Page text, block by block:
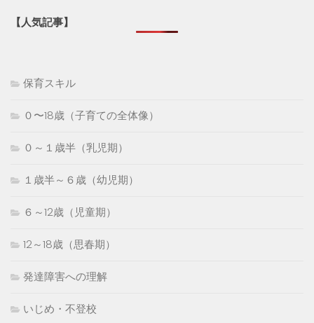
【人気記事】
保育スキル
０〜18歳（子育ての全体像）
０～１歳半（乳児期）
１歳半～６歳（幼児期）
６～12歳（児童期）
12～18歳（思春期）
発達障害への理解
いじめ・不登校